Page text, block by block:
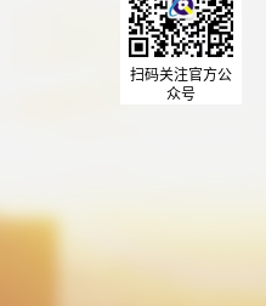
扫码关注官方公
众号